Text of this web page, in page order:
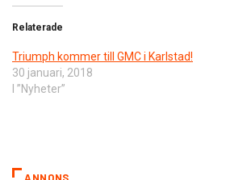
Relaterade
Triumph kommer till GMC i Karlstad!
30 januari, 2018
I ”Nyheter”
ANNONS